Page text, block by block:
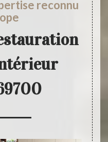
reconnu